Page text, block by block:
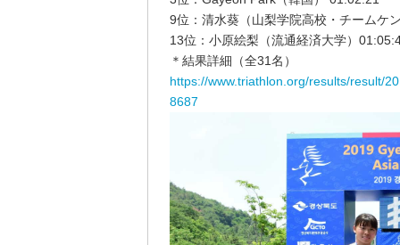
9位：清水葵（山梨学院高校・チームケ
13位：小原絵梨（流通経済大学）
＊結果詳細（全31名）
https://www.triathlon.org/results/result/
8687